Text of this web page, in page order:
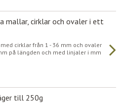
mallar, cirklar och ovaler i ett
cirklar från 1 - 36 mm och ovaler
på längden och med linjaler i mm
till 250g